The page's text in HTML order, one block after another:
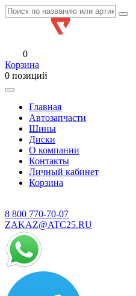
0
Корзина
0 позиций
Главная
Автозапчасти
Шины
Диски
О компании
Контакты
Личный кабинет
Корзина
8 800 770-70-07
ZAKAZ@ATC25.RU